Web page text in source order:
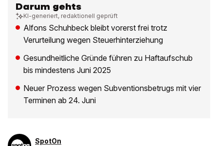
Darum gehts
KI-generiert, redaktionell geprüft
Alfons Schuhbeck bleibt vorerst frei trotz
Verurteilung wegen Steuerhinterziehung
Gesundheitliche Gründe führen zu Haftaufschub
bis mindestens Juni 2025
Neuer Prozess wegen Subventionsbetrugs mit vier
Terminen ab 24. Juni
SpotOn